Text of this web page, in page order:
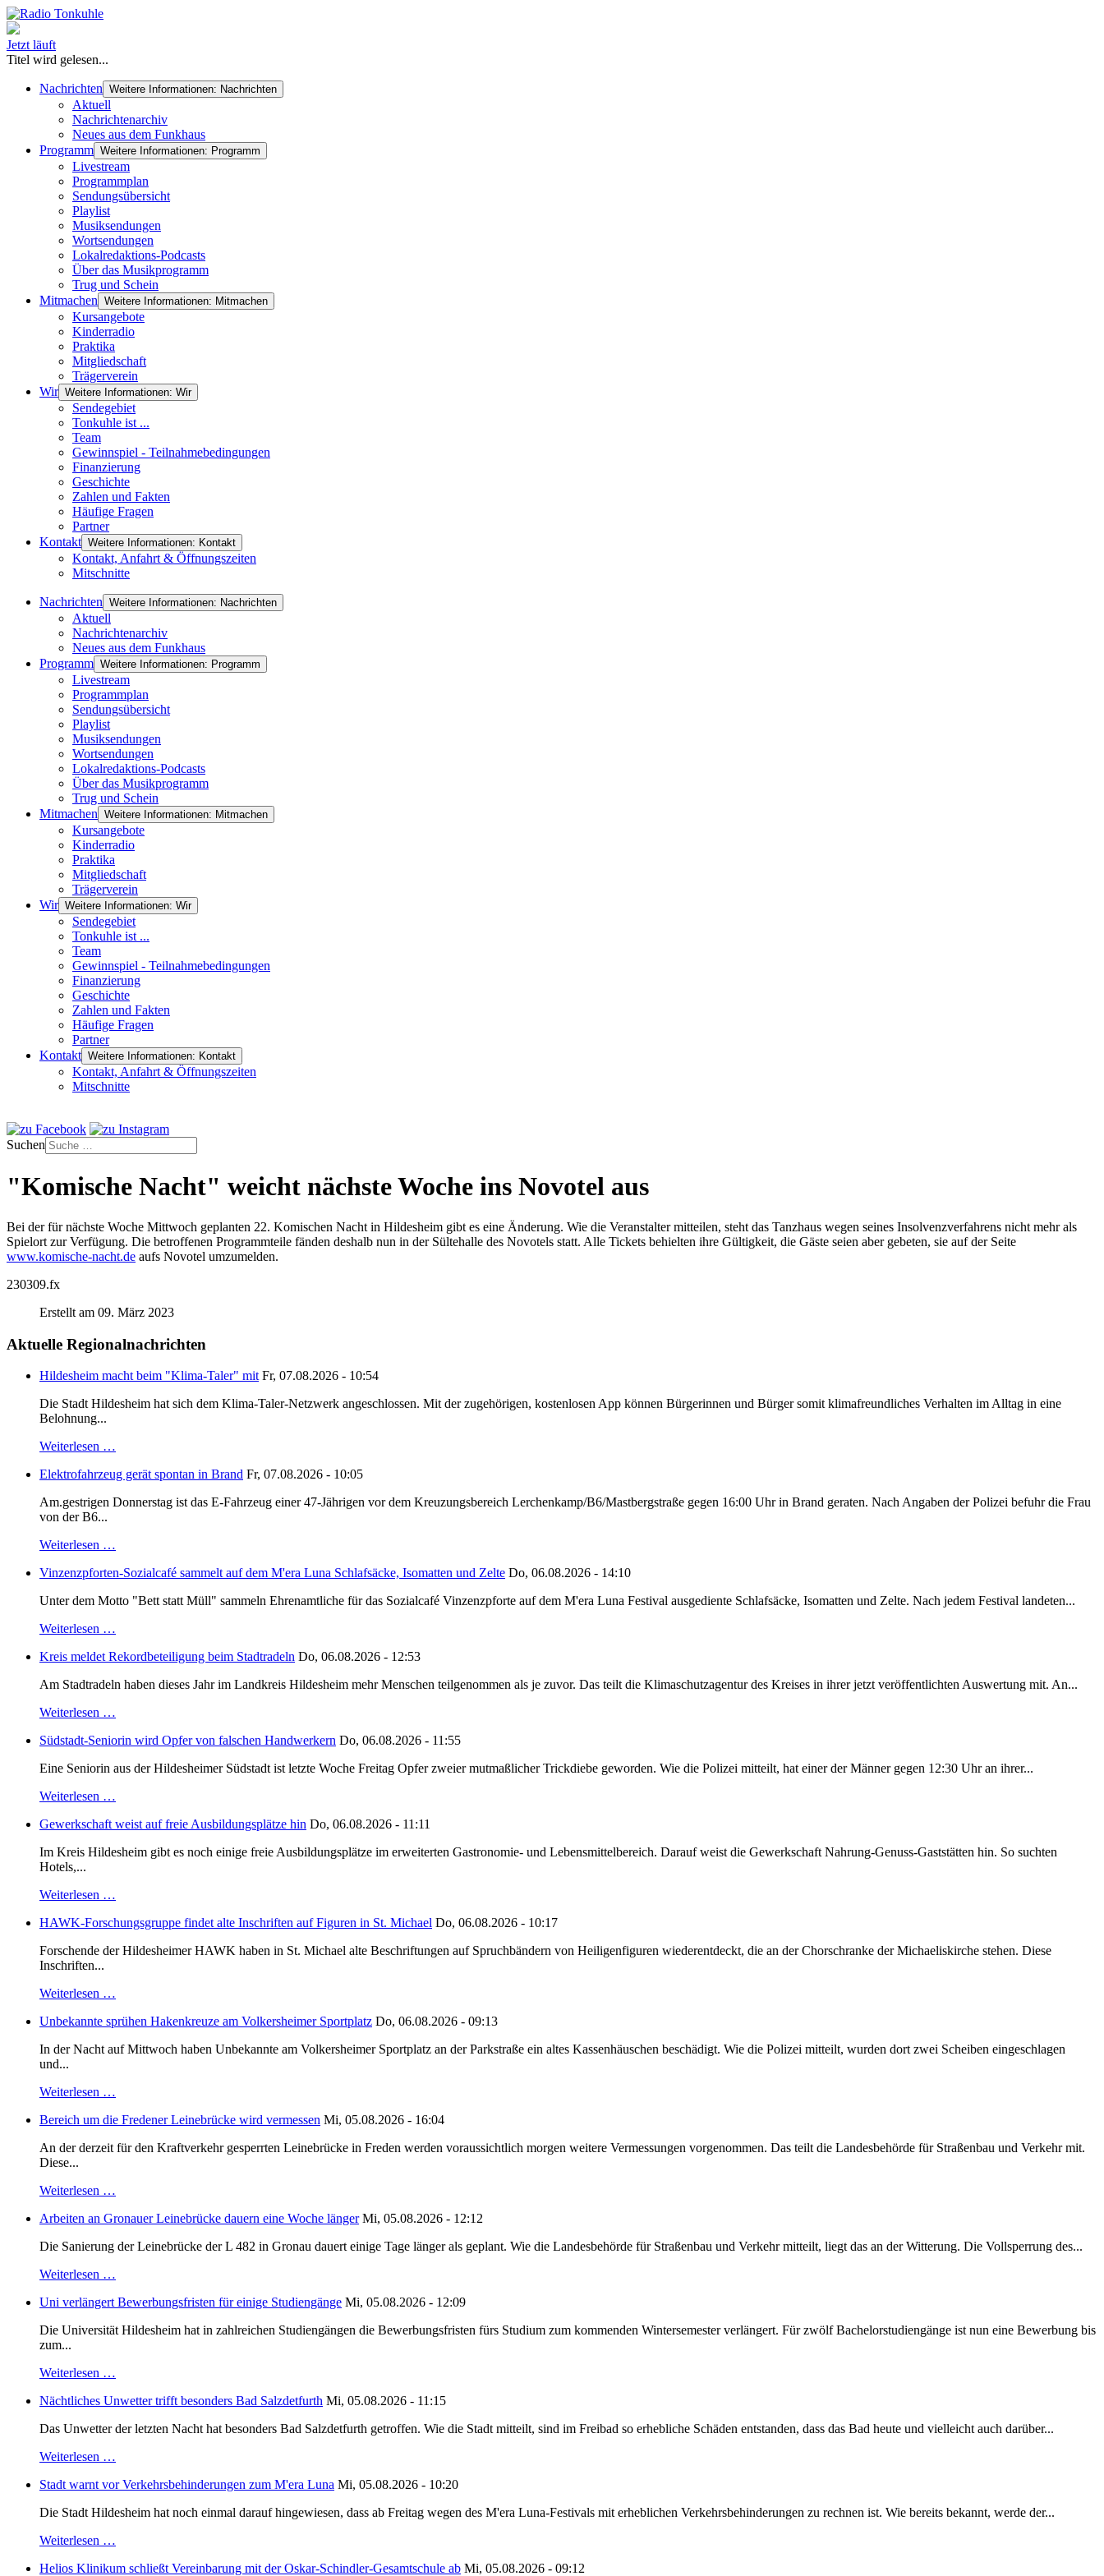
Jetzt läuft
Titel wird gelesen...
Nachrichten Weitere Informationen: Nachrichten
Aktuell
Nachrichtenarchiv
Neues aus dem Funkhaus
Programm Weitere Informationen: Programm
Livestream
Programmplan
Sendungsübersicht
Playlist
Musiksendungen
Wortsendungen
Lokalredaktions-Podcasts
Über das Musikprogramm
Trug und Schein
Mitmachen Weitere Informationen: Mitmachen
Kursangebote
Kinderradio
Praktika
Mitgliedschaft
Trägerverein
Wir Weitere Informationen: Wir
Sendegebiet
Tonkuhle ist ...
Team
Gewinnspiel - Teilnahmebedingungen
Finanzierung
Geschichte
Zahlen und Fakten
Häufige Fragen
Partner
Kontakt Weitere Informationen: Kontakt
Kontakt, Anfahrt & Öffnungszeiten
Mitschnitte
Nachrichten Weitere Informationen: Nachrichten
Aktuell
Nachrichtenarchiv
Neues aus dem Funkhaus
Programm Weitere Informationen: Programm
Livestream
Programmplan
Sendungsübersicht
Playlist
Musiksendungen
Wortsendungen
Lokalredaktions-Podcasts
Über das Musikprogramm
Trug und Schein
Mitmachen Weitere Informationen: Mitmachen
Kursangebote
Kinderradio
Praktika
Mitgliedschaft
Trägerverein
Wir Weitere Informationen: Wir
Sendegebiet
Tonkuhle ist ...
Team
Gewinnspiel - Teilnahmebedingungen
Finanzierung
Geschichte
Zahlen und Fakten
Häufige Fragen
Partner
Kontakt Weitere Informationen: Kontakt
Kontakt, Anfahrt & Öffnungszeiten
Mitschnitte
Suchen
"Komische Nacht" weicht nächste Woche ins Novotel aus
Bei der für nächste Woche Mittwoch geplanten 22. Komischen Nacht in Hildesheim gibt es eine Änderung. Wie die Veranstalter mitteilen, steht das Tanzhaus wegen seines Insolvenzverfahrens nicht mehr als
Spielort zur Verfügung. Die betroffenen Programmteile fänden deshalb nun in der Sültehalle des Novotels statt. Alle Tickets behielten ihre Gültigkeit, die Gäste seien aber gebeten, sie auf der Seite
www.komische-nacht.de aufs Novotel umzumelden.
230309.fx
Erstellt am 09. März 2023
Aktuelle Regionalnachrichten
Hildesheim macht beim "Klima-Taler" mit Fr, 07.08.2026 - 10:54
Die Stadt Hildesheim hat sich dem Klima-Taler-Netzwerk angeschlossen. Mit der zugehörigen, kostenlosen App können Bürgerinnen und Bürger somit klimafreundliches Verhalten im Alltag in eine
Belohnung...
Weiterlesen …
Elektrofahrzeug gerät spontan in Brand Fr, 07.08.2026 - 10:05
Am.gestrigen Donnerstag ist das E-Fahrzeug einer 47-Jährigen vor dem Kreuzungsbereich Lerchenkamp/B6/Mastbergstraße gegen 16:00 Uhr in Brand geraten. Nach Angaben der Polizei befuhr die Frau
von der B6...
Weiterlesen …
Vinzenzpforten-Sozialcafé sammelt auf dem M'era Luna Schlafsäcke, Isomatten und Zelte Do, 06.08.2026 - 14:10
Unter dem Motto "Bett statt Müll" sammeln Ehrenamtliche für das Sozialcafé Vinzenzpforte auf dem M'era Luna Festival ausgediente Schlafsäcke, Isomatten und Zelte. Nach jedem Festival landeten...
Weiterlesen …
Kreis meldet Rekordbeteiligung beim Stadtradeln Do, 06.08.2026 - 12:53
Am Stadtradeln haben dieses Jahr im Landkreis Hildesheim mehr Menschen teilgenommen als je zuvor. Das teilt die Klimaschutzagentur des Kreises in ihrer jetzt veröffentlichten Auswertung mit. An...
Weiterlesen …
Südstadt-Seniorin wird Opfer von falschen Handwerkern Do, 06.08.2026 - 11:55
Eine Seniorin aus der Hildesheimer Südstadt ist letzte Woche Freitag Opfer zweier mutmaßlicher Trickdiebe geworden. Wie die Polizei mitteilt, hat einer der Männer gegen 12:30 Uhr an ihrer...
Weiterlesen …
Gewerkschaft weist auf freie Ausbildungsplätze hin Do, 06.08.2026 - 11:11
Im Kreis Hildesheim gibt es noch einige freie Ausbildungsplätze im erweiterten Gastronomie- und Lebensmittelbereich. Darauf weist die Gewerkschaft Nahrung-Genuss-Gaststätten hin. So suchten
Hotels,...
Weiterlesen …
HAWK-Forschungsgruppe findet alte Inschriften auf Figuren in St. Michael Do, 06.08.2026 - 10:17
Forschende der Hildesheimer HAWK haben in St. Michael alte Beschriftungen auf Spruchbändern von Heiligenfiguren wiederentdeckt, die an der Chorschranke der Michaeliskirche stehen. Diese
Inschriften...
Weiterlesen …
Unbekannte sprühen Hakenkreuze am Volkersheimer Sportplatz Do, 06.08.2026 - 09:13
In der Nacht auf Mittwoch haben Unbekannte am Volkersheimer Sportplatz an der Parkstraße ein altes Kassenhäuschen beschädigt. Wie die Polizei mitteilt, wurden dort zwei Scheiben eingeschlagen
und...
Weiterlesen …
Bereich um die Fredener Leinebrücke wird vermessen Mi, 05.08.2026 - 16:04
An der derzeit für den Kraftverkehr gesperrten Leinebrücke in Freden werden voraussichtlich morgen weitere Vermessungen vorgenommen. Das teilt die Landesbehörde für Straßenbau und Verkehr mit.
Diese...
Weiterlesen …
Arbeiten an Gronauer Leinebrücke dauern eine Woche länger Mi, 05.08.2026 - 12:12
Die Sanierung der Leinebrücke der L 482 in Gronau dauert einige Tage länger als geplant. Wie die Landesbehörde für Straßenbau und Verkehr mitteilt, liegt das an der Witterung. Die Vollsperrung des...
Weiterlesen …
Uni verlängert Bewerbungsfristen für einige Studiengänge Mi, 05.08.2026 - 12:09
Die Universität Hildesheim hat in zahlreichen Studiengängen die Bewerbungsfristen fürs Studium zum kommenden Wintersemester verlängert. Für zwölf Bachelorstudiengänge ist nun eine Bewerbung bis
zum...
Weiterlesen …
Nächtliches Unwetter trifft besonders Bad Salzdetfurth Mi, 05.08.2026 - 11:15
Das Unwetter der letzten Nacht hat besonders Bad Salzdetfurth getroffen. Wie die Stadt mitteilt, sind im Freibad so erhebliche Schäden entstanden, dass das Bad heute und vielleicht auch darüber...
Weiterlesen …
Stadt warnt vor Verkehrsbehinderungen zum M'era Luna Mi, 05.08.2026 - 10:20
Die Stadt Hildesheim hat noch einmal darauf hingewiesen, dass ab Freitag wegen des M'era Luna-Festivals mit erheblichen Verkehrsbehinderungen zu rechnen ist. Wie bereits bekannt, werde der...
Weiterlesen …
Helios Klinikum schließt Vereinbarung mit der Oskar-Schindler-Gesamtschule ab Mi, 05.08.2026 - 09:12